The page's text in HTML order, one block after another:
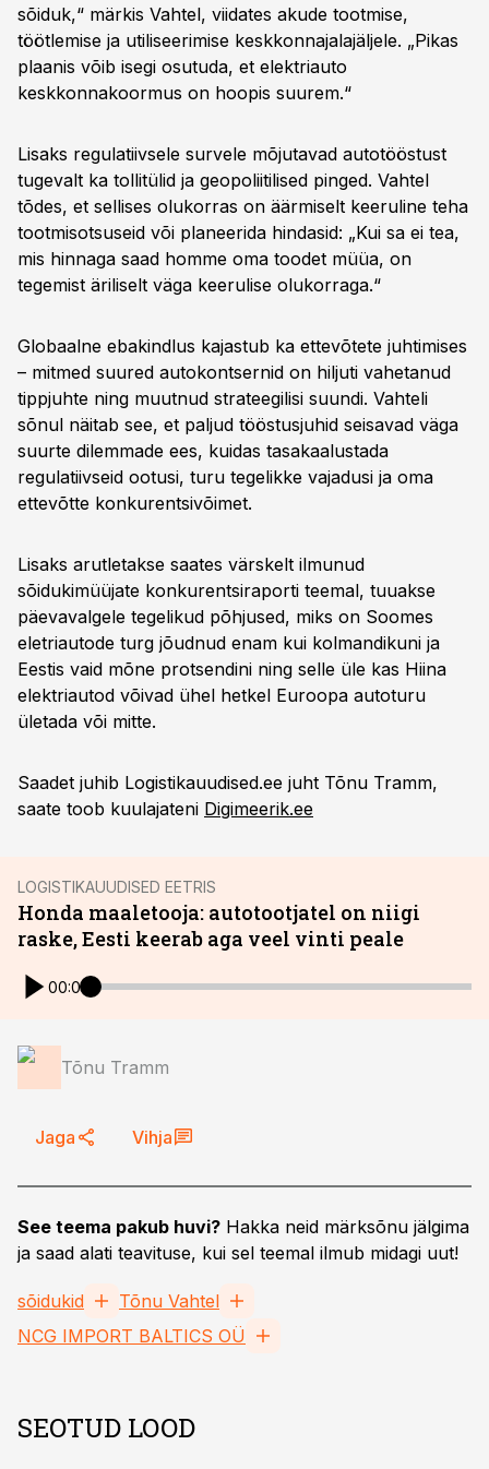
sõiduk,“ märkis Vahtel, viidates akude tootmise,
töötlemise ja utiliseerimise keskkonnajalajäljele. „Pikas
plaanis võib isegi osutuda, et elektriauto
keskkonnakoormus on hoopis suurem.“
Lisaks regulatiivsele survele mõjutavad autotööstust
tugevalt ka tollitülid ja geopoliitilised pinged. Vahtel
tõdes, et sellises olukorras on äärmiselt keeruline teha
tootmisotsuseid või planeerida hindasid: „Kui sa ei tea,
mis hinnaga saad homme oma toodet müüa, on
tegemist äriliselt väga keerulise olukorraga.“
Globaalne ebakindlus kajastub ka ettevõtete juhtimises
– mitmed suured autokontsernid on hiljuti vahetanud
tippjuhte ning muutnud strateegilisi suundi. Vahteli
sõnul näitab see, et paljud tööstusjuhid seisavad väga
suurte dilemmade ees, kuidas tasakaalustada
regulatiivseid ootusi, turu tegelikke vajadusi ja oma
ettevõtte konkurentsivõimet.
Lisaks arutletakse saates värskelt ilmunud
sõidukimüüjate konkurentsiraporti teemal, tuuakse
päevavalgele tegelikud põhjused, miks on Soomes
eletriautode turg jõudnud enam kui kolmandikuni ja
Eestis vaid mõne protsendini ning selle üle kas Hiina
elektriautod võivad ühel hetkel Euroopa autoturu
ületada või mitte.
Saadet juhib Logistikauudised.ee juht Tõnu Tramm,
saate toob kuulajateni Digimeerik.ee
LOGISTIKAUUDISED EETRIS
Honda maaletooja: autotootjatel on niigi
raske, Eesti keerab aga veel vinti peale
00:00
Tõnu Tramm
Jaga Vihja
See teema pakub huvi? Hakka neid märksõnu jälgima
ja saad alati teavituse, kui sel teemal ilmub midagi uut!
sõidukid
Tõnu Vahtel
NCG IMPORT BALTICS OÜ
SEOTUD LOOD